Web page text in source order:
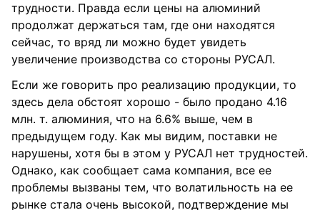
трудности. Правда если цены на алюминий
продолжат держаться там, где они находятся
сейчас, то вряд ли можно будет увидеть
увеличение производства со стороны РУСАЛ.
Если же говорить про реализацию продукции, то
здесь дела обстоят хорошо - было продано 4.16
млн. т. алюминия, что на 6.6% выше, чем в
предыдущем году. Как мы видим, поставки не
нарушены, хотя бы в этом у РУСАЛ нет трудностей.
Однако, как сообщает сама компания, все ее
проблемы вызваны тем, что волатильность на ее
рынке стала очень высокой, подтверждение мы